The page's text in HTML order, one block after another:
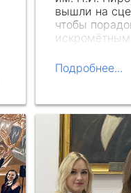
вышли на
чтобы
2021,
юбилею этой
Подробнее...